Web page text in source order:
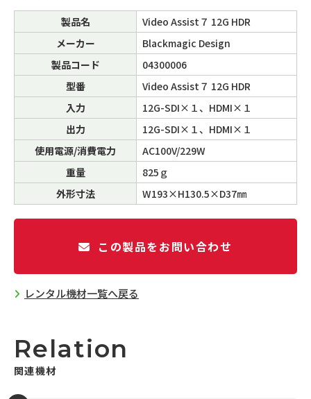
製品名
Video Assist７ 12G HDR
メーカー
Blackmagic Design
製品コード
04300006
型番
Video Assist７ 12G HDR
入力
12G-SDI×１、HDMI×１
出力
12G-SDI×１、HDMI×１
使用電源/消費電力
AC100V/229W
重量
825ｇ
外形寸法
W193×H130.5×D37㎜
この製品をお問い合わせ
レンタル機材一覧へ戻る
Relation
関連機材